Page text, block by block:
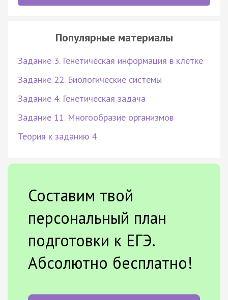
Популярные материалы
Задание 3. Генетическая информация в клетке
Задание 22. Биологические системы
Задание 4. Генетическая задача
Задание 11. Многообразие организмов
Теория к заданию 4
Составим твой
персональный план
подготовки к ЕГЭ.
Абсолютно бесплатно!